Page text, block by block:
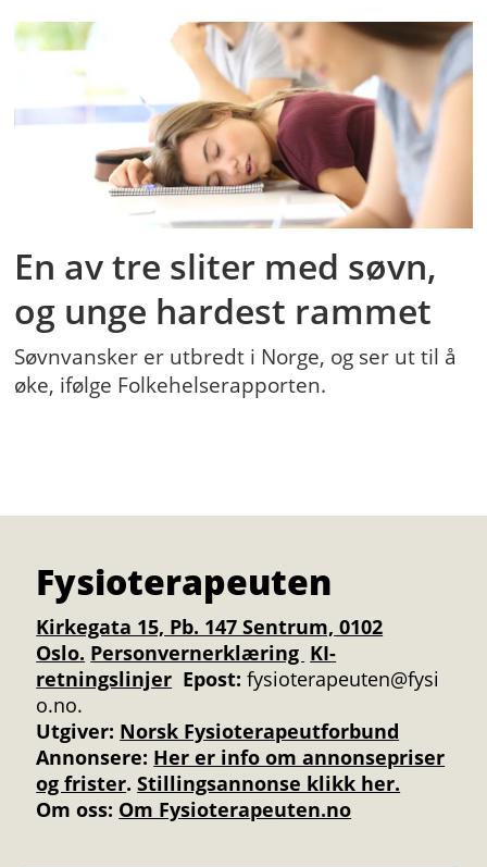
En av tre sliter med søvn,
og unge hardest rammet
Søvnvansker er utbredt i Norge, og ser ut til å
øke, ifølge Folkehelserapporten.
Fysioterapeuten
Kirkegata 15, Pb. 147 Sentrum, 0102
Oslo. Personvernerklæring KI-
retningslinjer Epost: fysioterapeuten@fysi
o.no.
Utgiver: Norsk Fysioterapeutforbund
Annonsere: Her er info om annonsepriser
og frister.Stillingsannonse klikk her.
Om oss: Om Fysioterapeuten.no